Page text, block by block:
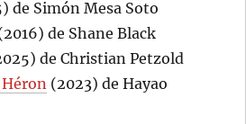
de Simón Mesa Soto
de Shane Black
de Christian Petzold
Héron (2023) de Hayao